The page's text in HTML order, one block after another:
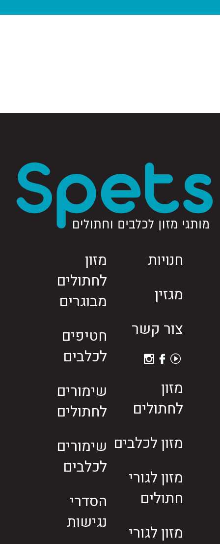
חנויות
מגזין
צור קשר
מזון
לחתולים
מזון לכלבים
מזון לגורי
חתולים
מזון לגורי
מזון
לחתולים
מבוגרים
חטיפים
לכלבים
שימורים
לחתולים
שימורים
לכלבים
הסדרי
נגישות